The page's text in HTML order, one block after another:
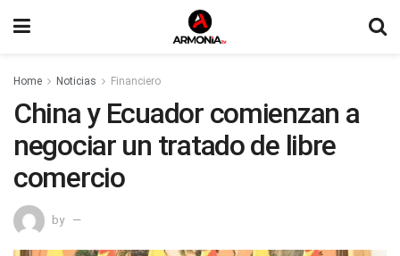
Home Noticias Financiero
China y Ecuador comienzan a
negociar un tratado de libre
comercio
by